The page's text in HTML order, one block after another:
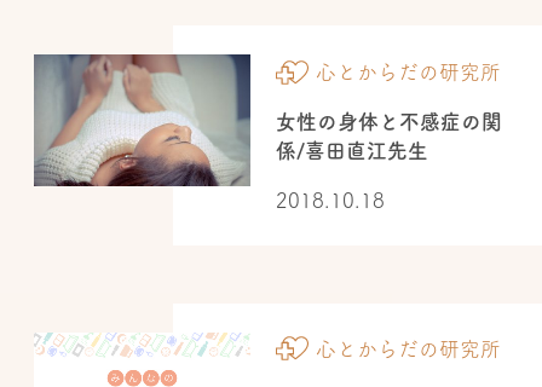
心とからだの研究所
女性の身体と不感症の関
係/喜田直江先生
2018.10.18
心とからだの研究所